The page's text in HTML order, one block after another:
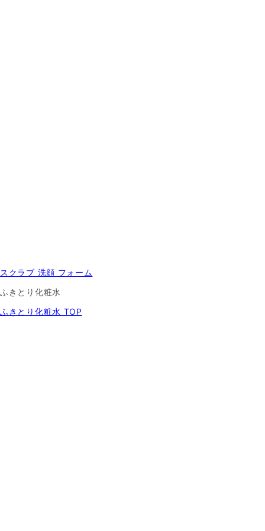
スクラブ 洗顔 フォーム
ふきとり化粧水
ふきとり化粧水 TOP